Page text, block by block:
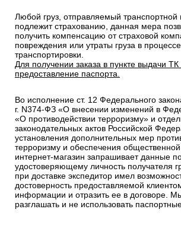
Любой груз, отправляемый транспортной
подлежит страхованию, данная мера
получить компенсацию от страховой
повреждения или утраты груза в процессе
транспортировки.
Для получении заказа в пункте выдачи
предоставление паспорта.
Во исполнение ст. 12 Федерального
г. N374-ФЗ «О внесении изменений в
«О противодействии терроризму» и
законодательных актов Российской
установления дополнительных мер
терроризму и обеспечения общественной
интернет-магазин запрашивает данные
удостоверяющему личность получателя
при доставке экспедитор имел
достоверность предоставляемой
информации и отразить ее в договоре.
разглашать и не использовать